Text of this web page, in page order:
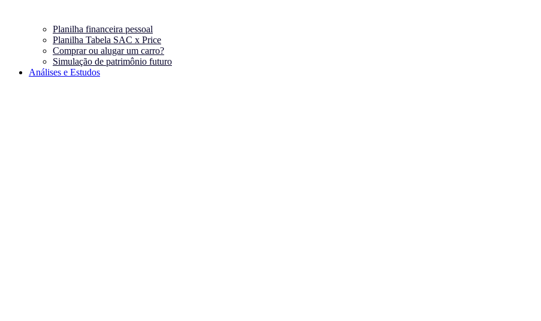
Planilha financeira pessoal
Planilha Tabela SAC x Price
Comprar ou alugar um carro?
Simulação de patrimônio futuro
Análises e Estudos